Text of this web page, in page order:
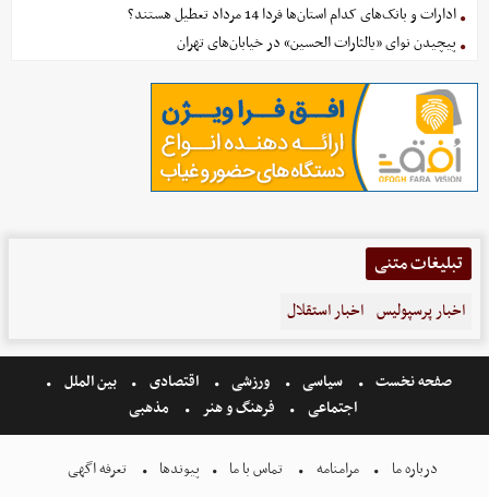
ادارات و بانک‌های کدام استان‌ها فردا 14 مرداد تعطیل هستند؟
پیچیدن نوای «یالثارات الحسین» در خیابان‌های تهران
تبلیغات متنی
اخبار پرسپولیس اخبار استقلال
صفحه نخست سیاسی ورزشی اقتصادی
بین الملل
اجتماعی
فرهنگ و هنر مذهبی
درباره ما مرامنامه تماس با ما پیوندها تعرفه اگهی